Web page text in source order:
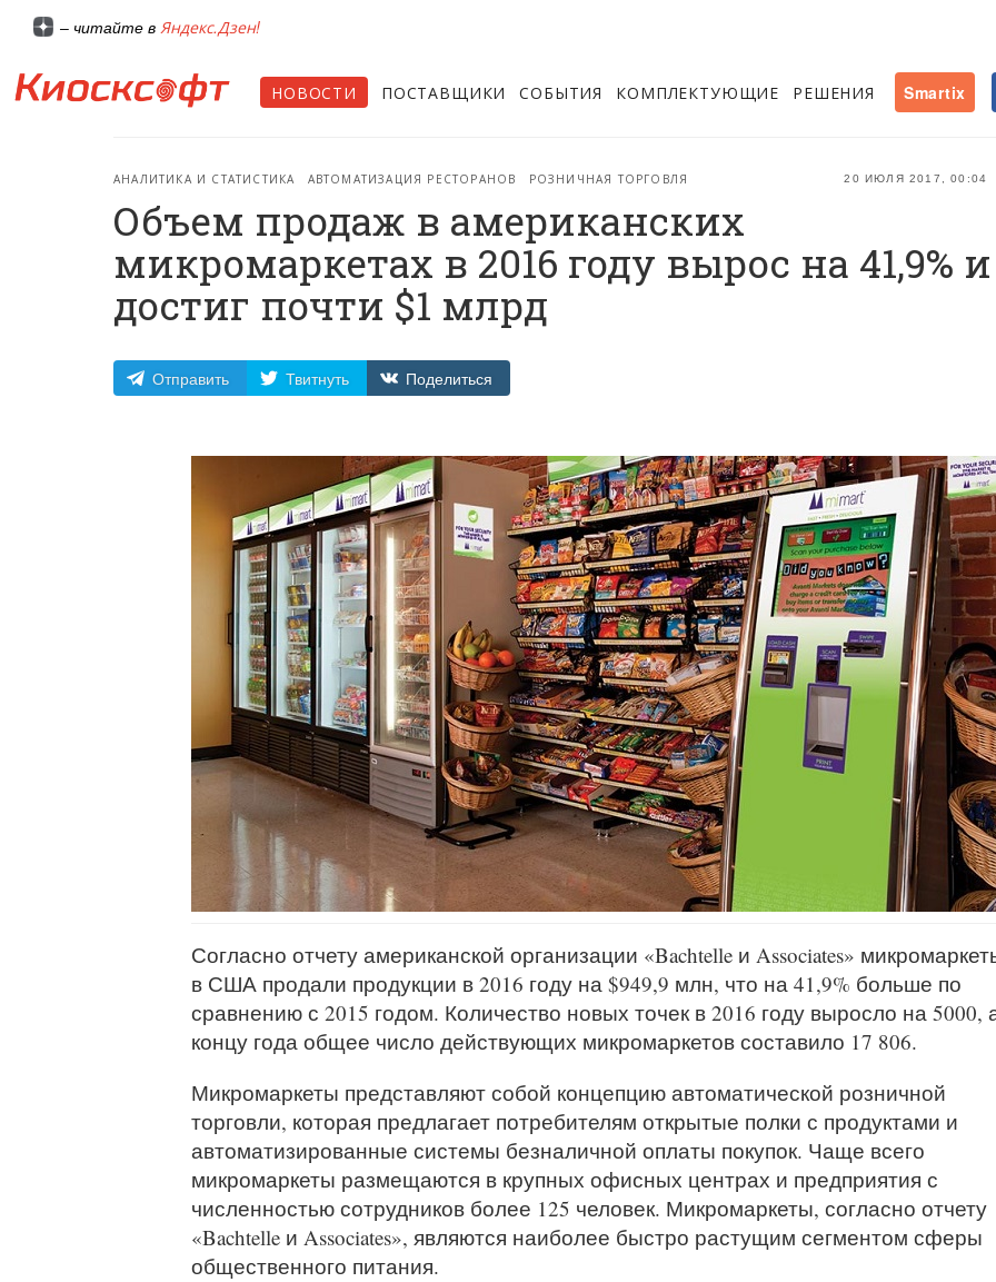
– читайте в Яндекс.Дзен!
НОВОСТИ ПОСТАВЩИКИ СОБЫТИЯ КОМПЛЕКТУЮЩИЕ РЕШЕНИЯ Smartix
20 ИЮЛЯ 2017, 00:04
АНАЛИТИКА И СТАТИСТИКА АВТОМАТИЗАЦИЯ РЕСТОРАНОВ РОЗНИЧНАЯ ТОРГОВЛЯ
Объем продаж в американских
микромаркетах в 2016 году вырос на 41,9% и
достиг почти $1 млрд
Отправить Твитнуть Поделиться
Согласно отчету американской организации «Bachtelle и Associates»
в США продали продукции в 2016 году на $949,9 млн, что на 41,9% больше по
сравнению с 2015 годом. Количество новых точек в 2016 году выросло на 5000,
концу года общее число действующих микромаркетов составило 17 806.
Микромаркеты представляют собой концепцию автоматической розничной
торговли, которая предлагает потребителям открытые полки с продуктами и
автоматизированные системы безналичной оплаты покупок. Чаще всего
микромаркеты размещаются в крупных офисных центрах и предприятия с
численностью сотрудников более 125 человек. Микромаркеты, согласно отчету
«Bachtelle и Associates», являются наиболее быстро растущим сегментом сферы
общественного питания.